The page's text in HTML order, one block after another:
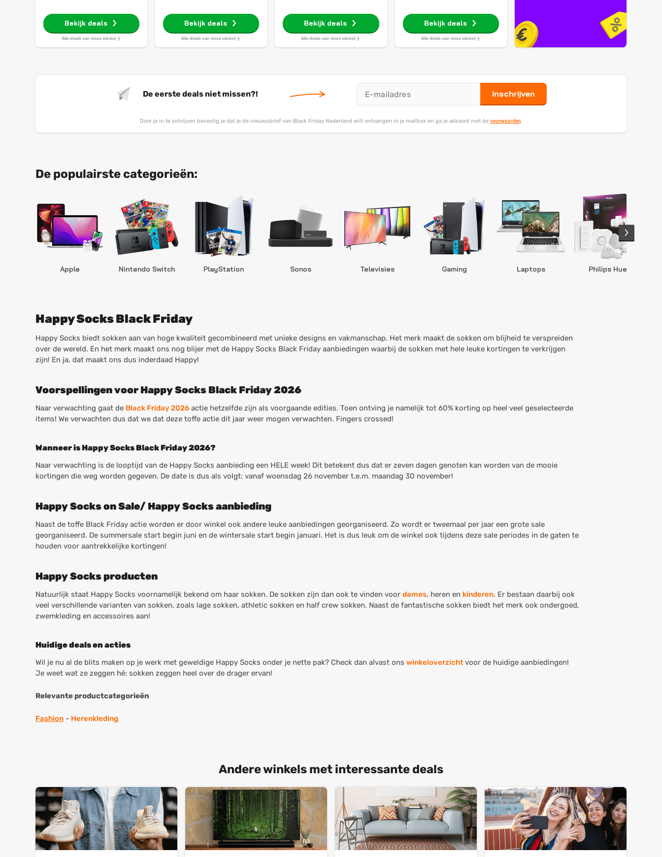
Bekijk deals
Alle deals van deze winkel
Bekijk deals
Alle deals van deze winkel
Bekijk deals
Alle deals van deze winkel
Bekijk deals
Alle deals van deze winkel
De eerste deals niet missen?! Inschrijven
Door je in te schrijven bevestig je dat je de nieuwsbrief van Black Friday Nederland wilt ontvangen in je mailbox en ga je akkoord met de voorwaarden.
De populairste categorieën:
Apple Nintendo Switch PlayStation Sonos Televisies Gaming Laptops Philips Hue
Happy Socks Black Friday
Happy Socks biedt sokken aan van hoge kwaliteit gecombineerd met unieke designs en vakmanschap. Het merk maakt de sokken om blijheid te verspreiden
over de wereld. En het merk maakt ons nog blijer met de Happy Socks Black Friday aanbiedingen waarbij de sokken met hele leuke kortingen te verkrijgen
zijn! En ja, dat maakt ons dus inderdaad Happy!
Voorspellingen voor Happy Socks Black Friday 2026
Naar verwachting gaat de Black Friday 2026 actie hetzelfde zijn als voorgaande edities. Toen ontving je namelijk tot 60% korting op heel veel geselecteerde
items! We verwachten dus dat we dat deze toffe actie dit jaar weer mogen verwachten. Fingers crossed!
Wanneer is Happy Socks Black Friday 2026?
Naar verwachting is de looptijd van de Happy Socks aanbieding een HELE week! Dit betekent dus dat er zeven dagen genoten kan worden van de mooie
kortingen die weg worden gegeven. De date is dus als volgt: vanaf woensdag 26 november t.e.m. maandag 30 november!
Happy Socks on Sale/ Happy Socks aanbieding
Naast de toffe Black Friday actie worden er door winkel ook andere leuke aanbiedingen georganiseerd. Zo wordt er tweemaal per jaar een grote sale
georganiseerd. De summersale start begin juni en de wintersale start begin januari. Het is dus leuk om de winkel ook tijdens deze sale periodes in de gaten te
houden voor aantrekkelijke kortingen!
Happy Socks producten
Natuurlijk staat Happy Socks voornamelijk bekend om haar sokken. De sokken zijn dan ook te vinden voor dames, heren en kinderen. Er bestaan daarbij ook
veel verschillende varianten van sokken, zoals lage sokken, athletic sokken en half crew sokken. Naast de fantastische sokken biedt het merk ook ondergoed,
zwemkleding en accessoires aan!
Huidige deals en acties
Wil je nu al de blits maken op je werk met geweldige Happy Socks onder je nette pak? Check dan alvast ons winkeloverzicht voor de huidige aanbiedingen!
Je weet wat ze zeggen hé: sokken zeggen heel over de drager ervan!
Relevante productcategorieën
Fashion - Herenkleding
Andere winkels met interessante deals